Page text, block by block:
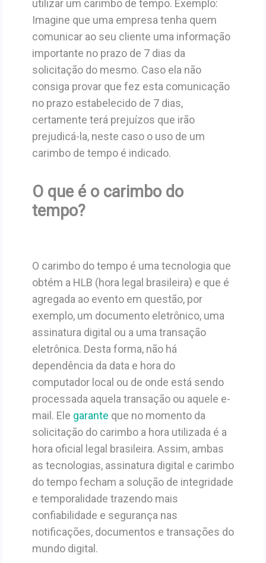
utilizar um carimbo de tempo. Exemplo:
Imagine que uma empresa tenha quem
comunicar ao seu cliente uma informação
importante no prazo de 7 dias da
solicitação do mesmo. Caso ela não
consiga provar que fez esta comunicação
no prazo estabelecido de 7 dias,
certamente terá prejuízos que irão
prejudicá-la, neste caso o uso de um
carimbo de tempo é indicado.
O que é o carimbo do
tempo?
O carimbo do tempo é uma tecnologia que
obtém a HLB (hora legal brasileira) e que é
agregada ao evento em questão, por
exemplo, um documento eletrônico, uma
assinatura digital ou a uma transação
eletrônica. Desta forma, não há
dependência da data e hora do
computador local ou de onde está sendo
processada aquela transação ou aquele e-
mail. Ele garante que no momento da
solicitação do carimbo a hora utilizada é a
hora oficial legal brasileira. Assim, ambas
as tecnologias, assinatura digital e carimbo
do tempo fecham a solução de integridade
e temporalidade trazendo mais
confiabilidade e segurança nas
notificações, documentos e transações do
mundo digital.